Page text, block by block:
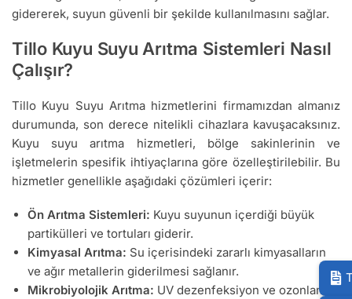
gidererek, suyun güvenli bir şekilde kullanılmasını sağlar.
Tillo Kuyu Suyu Arıtma Sistemleri Nasıl
Çalışır?
Tillo Kuyu Suyu Arıtma hizmetlerini firmamızdan almanız
durumunda, son derece nitelikli cihazlara kavuşacaksınız.
Kuyu suyu arıtma hizmetleri, bölge sakinlerinin ve
işletmelerin spesifik ihtiyaçlarına göre özelleştirilebilir. Bu
hizmetler genellikle aşağıdaki çözümleri içerir:
Ön Arıtma Sistemleri: Kuyu suyunun içerdiği büyük
partikülleri ve tortuları giderir.
Kimyasal Arıtma: Su içerisindeki zararlı kimyasalların
ve ağır metallerin giderilmesi sağlanır.
Mikrobiyolojik Arıtma: UV dezenfeksiyon ve ozonlama